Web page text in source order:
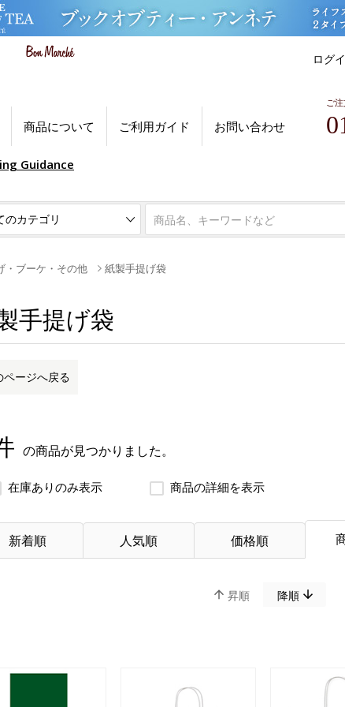
ログ
商品について ご利用ガイド お問い合わせ
ご
Guidance
・ブーケ・その他 紙製手提げ袋
手提げ袋
ページへ戻る
の商品が見つかりました。
在庫ありのみ表示 商品の詳細を表示
新着順 人気順 価格順
昇順 降順